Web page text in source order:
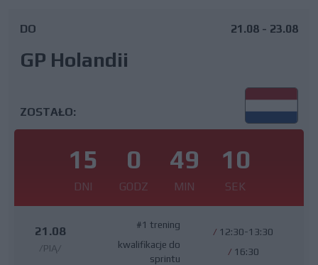
DO
GP Holandii
21.08 - 23.08
ZOSTAŁO:
15
DNI
0
GODZ
49
MIN
9
SEK
21.08
/PIĄ/
#1 trening
kwalifikacje do
sprintu
/ 12:30-13:30
/ 16:30